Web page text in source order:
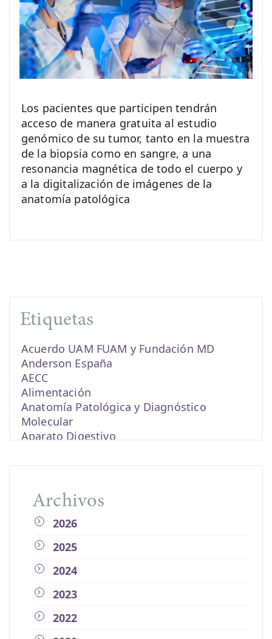
Los pacientes que participen tendrán
acceso de manera gratuita al estudio
genómico de su tumor, tanto en la muestra
de la biopsia como en sangre, a una
resonancia magnética de todo el cuerpo y
a la digitalización de imágenes de la
anatomía patológica
Etiquetas
Acuerdo UAM FUAM y Fundación MD
Anderson España
AECC
Alimentación
Anatomía Patológica y Diagnóstico
Molecular
Aparato Digestivo
Cáncer de colon
cáncer de endometrio
Cáncer de esófago
Cáncer de estómago
Cáncer de mama
Cáncer de páncreas
cáncer de recto
Cáncer metastásico
cáncer renal
Archivos
2026
2025
2024
2023
2022